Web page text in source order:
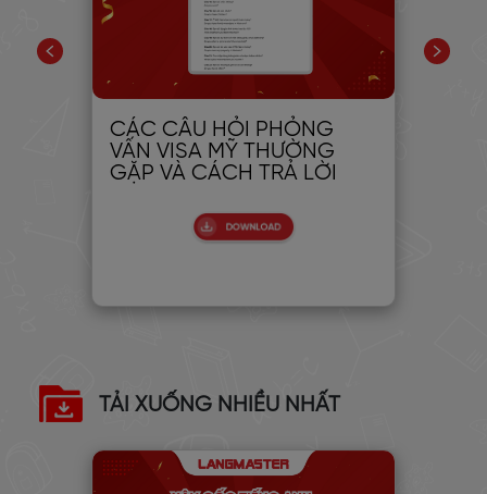
CÁC CÂU HỎI PHỎNG
VẤN VISA MỸ THƯỜNG
GẶP VÀ CÁCH TRẢ LỜI
TẢI XUỐNG NHIỀU NHẤT